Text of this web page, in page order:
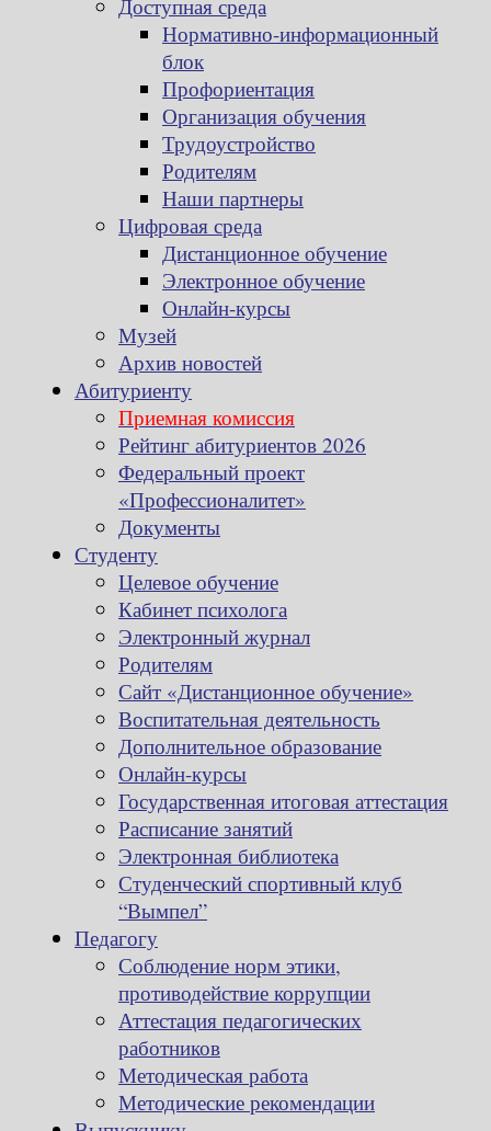
Доступная среда
Нормативно-информационный
блок
Профориентация
Организация обучения
Трудоустройство
Родителям
Наши партнеры
Цифровая среда
Дистанционное обучение
Электронное обучение
Онлайн-курсы
Музей
Архив новостей
Абитуриенту
Приемная комиссия
Рейтинг абитуриентов 2026
Федеральный проект
«Профессионалитет»
Документы
Студенту
Целевое обучение
Кабинет психолога
Электронный журнал
Родителям
Сайт «Дистанционное обучение»
Воспитательная деятельность
Дополнительное образование
Онлайн-курсы
Государственная итоговая аттестация
Расписание занятий
Электронная библиотека
Студенческий спортивный клуб
“Вымпел”
Педагогу
Соблюдение норм этики,
противодействие коррупции
Аттестация педагогических
работников
Методическая работа
Методические рекомендации